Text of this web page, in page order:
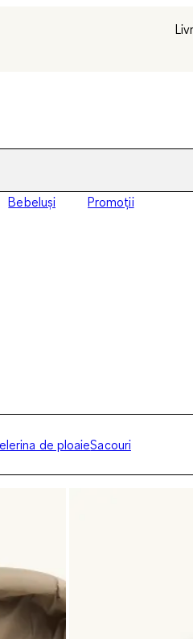
Bebeluși Promoții
de ploaieSacouri